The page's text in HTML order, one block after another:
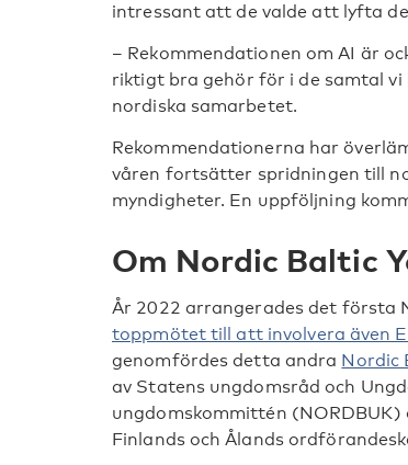
intressant att de valde att lyfta
– Rekommendationen om AI är
riktigt bra gehör för i de samtal
nordiska samarbetet.
Rekommendationerna har
våren fortsätter spridningen till
myndigheter. En uppföljning
Om Nordic Baltic
År 2022 arrangerades det första
toppmötet till att involvera även
genomfördes detta andra Nordic
av Statens ungdomsråd och
ungdomskommittén
Finlands och Ålands